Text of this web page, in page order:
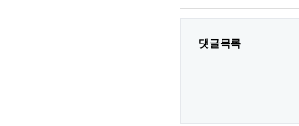
댓글목록